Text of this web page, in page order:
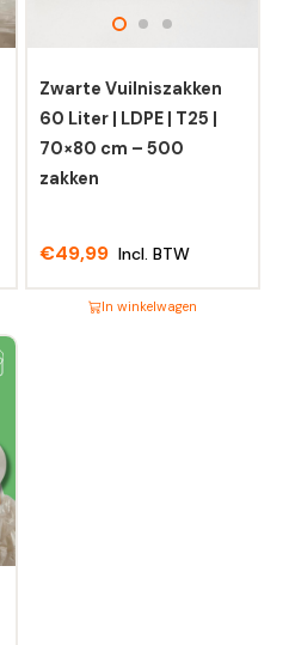
Zwarte Vuilniszakken
60 Liter | LDPE | T25 |
70×80 cm – 500
zakken
€49,99 Incl. BTW
In winkelwagen